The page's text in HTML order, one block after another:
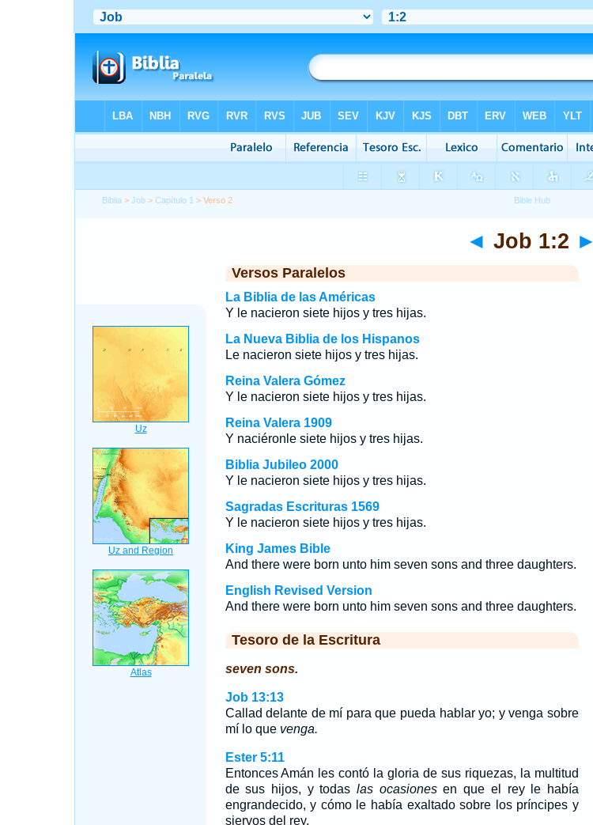
Biblia >Job >Capítulo 1 > Verso 2
◄ Job 1:2 ►
Versos Paralelos
La Biblia de las Américas
Y le nacieron siete hijos y tres hijas.
La Nueva Biblia de los Hispanos
Le nacieron siete hijos y tres hijas.
Reina Valera Gómez
Y le nacieron siete hijos y tres hijas.
Reina Valera 1909
Y naciéronle siete hijos y tres hijas.
Biblia Jubileo 2000
Y le nacieron siete hijos y tres hijas.
Sagradas Escrituras 1569
Y le nacieron siete hijos y tres hijas.
King James Bible
And there were born unto him seven sons and three daughters.
English Revised Version
And there were born unto him seven sons and three daughters.
Tesoro de la Escritura
seven sons.
Job 13:13
Callad delante de mí para que pueda hablar yo; y venga sobre
mí lo que venga.
Ester 5:11
Entonces Amán les contó la gloria de sus riquezas, la multitud
de sus hijos, y todaslas ocasionesen que el rey le había
engrandecido, y cómo le había exaltado sobre los príncipes y
siervos del rey.